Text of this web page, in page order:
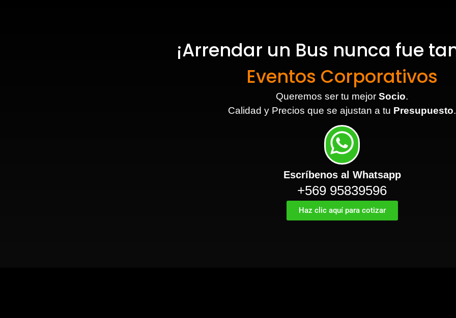
¡Arrendar un Bus nunca fue
Eventos Corporativos
Queremos ser tu mejor Socio.
Calidad y Precios que se ajustan a tu Presupuesto.
Escríbenos al Whatsapp
+569 95839596
Haz clic aquí para cotizar